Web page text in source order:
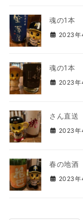
魂の1本
2023年
魂の1本
2023年
さん直送
2023年
春の地酒
2023年